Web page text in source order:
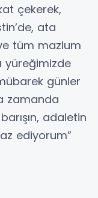
çekerek,
ata
tüm mazlum
yüreğimizde
günler
zamanda
adaletin
ediyorum”